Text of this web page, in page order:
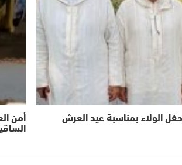
الولاء بمناسبة عيد العرش أمن
الساقية